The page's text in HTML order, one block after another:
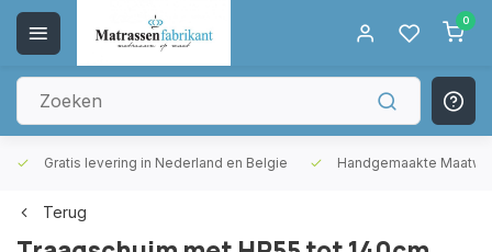
0
Gratis levering in Nederland en Belgie Handgemaakte
Terug